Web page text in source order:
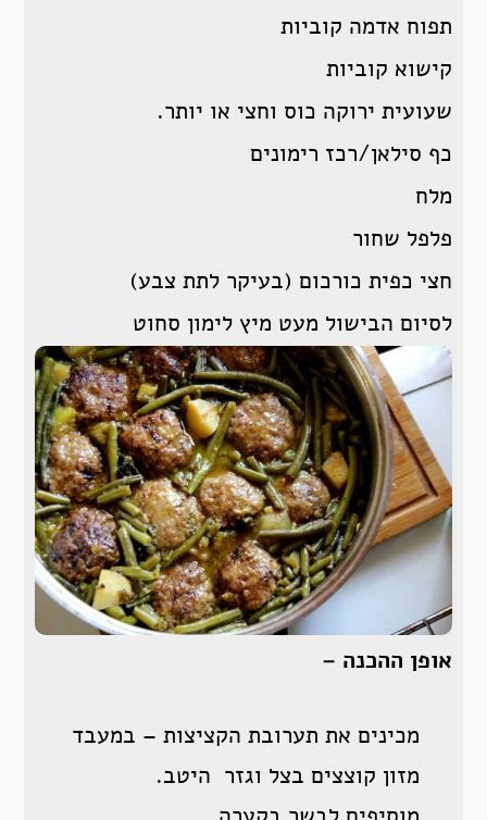
תפוח אדמה קוביות
קישוא קוביות
שעועית ירוקה כוס וחצי או יותר.
כף סילאן/רכז רימונים
מלח
פלפל שחור
חצי כפית כורכום (בעיקר לתת צבע)
לסיום הבישול מעט מיץ לימון סחוט
אופן ההכנה –
מכינים את תערובת הקציצות – במעבד
מזון קוצצים בצל וגזר היטב.